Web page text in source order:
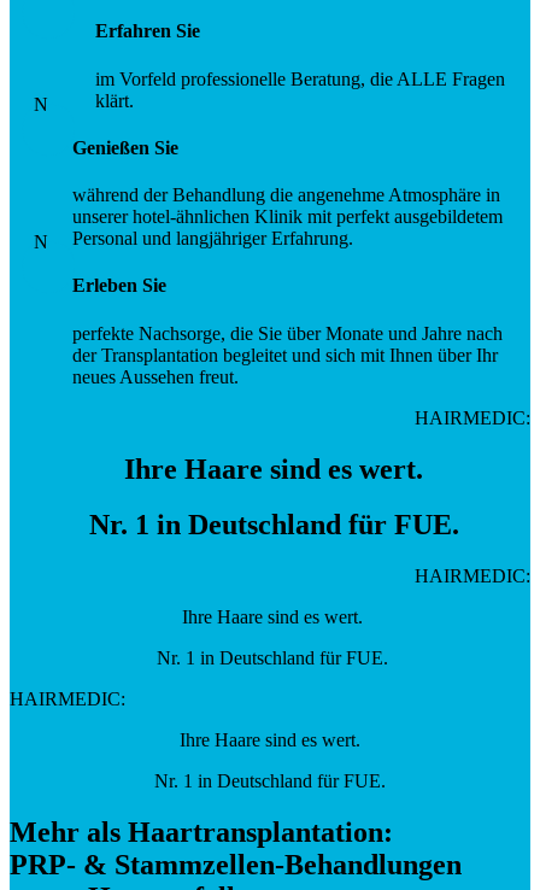
Erfahren Sie
im Vorfeld professionelle Beratung, die ALLE Fragen
klärt.
N
Genießen Sie
während der Behandlung die angenehme Atmosphäre in
unserer hotel-ähnlichen Klinik mit perfekt ausgebildetem
Personal und langjähriger Erfahrung.
N
Erleben Sie
perfekte Nachsorge, die Sie über Monate und Jahre nach
der Transplantation begleitet und sich mit Ihnen über Ihr
neues Aussehen freut.
HAIRMEDIC:
Ihre Haare sind es wert.
Nr. 1 in Deutschland für FUE.
HAIRMEDIC:
Ihre Haare sind es wert.
Nr. 1 in Deutschland für FUE.
HAIRMEDIC:
Ihre Haare sind es wert.
Nr. 1 in Deutschland für FUE.
Mehr als Haartransplantation:
PRP- & Stammzellen-Behandlungen